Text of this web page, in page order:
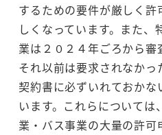
するための要件が厳しく
しくなっています。また
業は２０２４年ごろから審
それ以前は要求されなかっ
契約書に必ずいれておか
います。これらについて
業・バス事業の大量の許